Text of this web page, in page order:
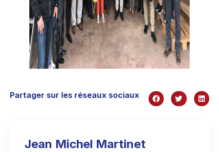
Partager sur les réseaux sociaux
Jean Michel Martinet